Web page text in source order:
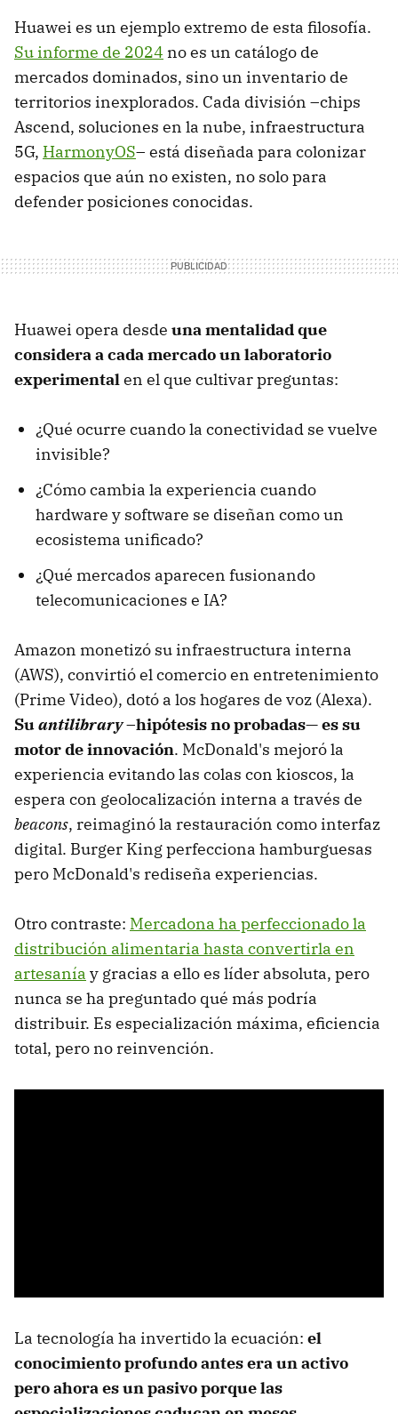
Huawei es un ejemplo extremo de esta filosofía.
Su informe de 2024 no es un catálogo de
mercados dominados, sino un inventario de
territorios inexplorados. Cada división –chips
Ascend, soluciones en la nube, infraestructura
5G, HarmonyOS– está diseñada para colonizar
espacios que aún no existen, no solo para
defender posiciones conocidas.
Huawei opera desde una mentalidad que
considera a cada mercado un laboratorio
experimentalen el que cultivar preguntas:
¿Qué ocurre cuando la conectividad se vuelve
invisible?
¿Cómo cambia la experiencia cuando
hardware y software se diseñan como un
ecosistema unificado?
¿Qué mercados aparecen fusionando
telecomunicaciones e IA?
Amazon monetizó su infraestructura interna
(AWS), convirtió el comercio en entretenimiento
(Prime Video), dotó a los hogares de voz (Alexa).
Suantilibrary–hipótesis no probadas— es su
motor de innovación. McDonald's mejoró la
experiencia evitando las colas con kioscos, la
espera con geolocalización interna a través de
beacons, reimaginó la restauración como interfaz
digital. Burger King perfecciona hamburguesas
pero McDonald's rediseña experiencias.
Otro contraste: Mercadona ha perfeccionado la
distribución alimentaria hasta convertirla en
artesanía y gracias a ello es líder absoluta, pero
nunca se ha preguntado qué más podría
distribuir. Es especialización máxima, eficiencia
total, pero no reinvención.
La tecnología ha invertido la ecuación: el
conocimiento profundo antes era un activo
pero ahora es un pasivo porque las